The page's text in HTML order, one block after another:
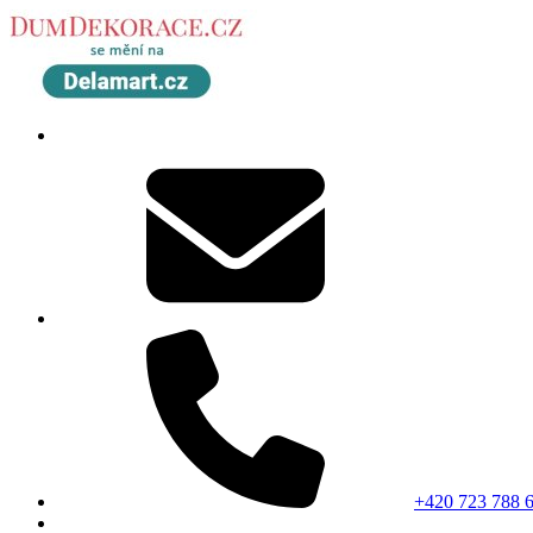
+420 723 788